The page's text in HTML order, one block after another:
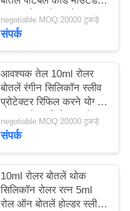
पुन: प्रयोज्य रोलर बोतल
सुरक्षात्मक सिलिकॉन कवर
negotiable MOQ:20000 टुकड़े
संपर्क
आवश्यक तेल 10ml रोलर
बोतलें रंगीन सिलिकॉन स्लीव
प्रोटेक्टर रिफिल करने योग्य
परफ्यूम रोलर सिलिकॉन केस
negotiable MOQ:20000 टुकड़े
संपर्क
10ml रोलर बोतलें थोक
सिलिकॉन रोलर रत्न 5ml
रोल ऑन बोतलें होल्डर स्लीव